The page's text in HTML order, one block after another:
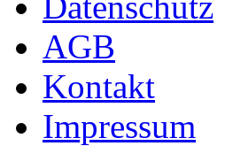
AGB
Kontakt
Impressum